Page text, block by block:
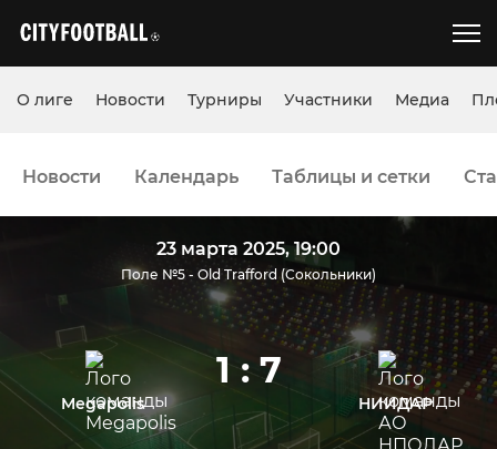
О лиге Новости Турниры Участники Медиа
Новости Календарь Таблицы и сетки
23 марта 2025, 19:00
Поле №5 - Old Trafford (Сокольники)
Megapolis
1 : 7
НИИДАР